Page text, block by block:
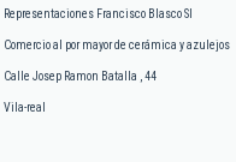
Representaciones Francisco Blasco Sl
Comercio al por mayor de cerámica y azulejos
Calle Josep Ramon Batalla , 44
Vila-real